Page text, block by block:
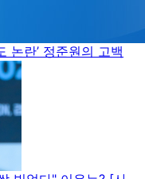
논란’ 정준원의 고백